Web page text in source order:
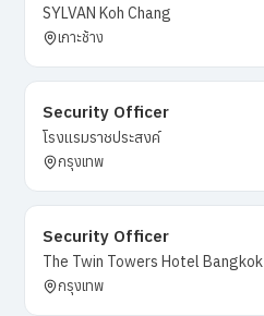
SYLVAN Koh Chang
เกาะช้าง
Security Officer
โรงแรมราชประสงค์
กรุงเทพ
Security Officer
The Twin Towers Hotel Bangkok
กรุงเทพ